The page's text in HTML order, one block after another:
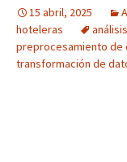
15 abril, 2025
hoteleras
preprocesamiento de
transformación de